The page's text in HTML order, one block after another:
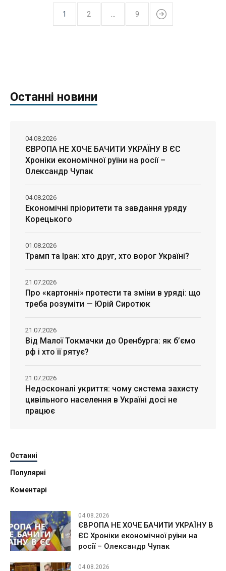
1 2 9
Останні новини
ЄВРОПА НЕ ХОЧЕ БАЧИТИ УКРАЇНУ В ЄС
Хроніки економічної руїни на росії –
Олександр Чупак
04.08.2026
Економічні пріоритети та завдання уряду
Корецького
04.08.2026
Трамп та Іран: хто друг, хто ворог Україні?
01.08.2026
Про «картонні» протести та зміни в уряді: що
треба розуміти — Юрій Сиротюк
21.07.2026
Від Малої Токмачки до Оренбурга: як б’ємо
рф і хто її рятує?
21.07.2026
Недосконалі укриття: чому система захисту
цивільного населення в Україні досі не
працює
21.07.2026
Останні
Популярні
Коментарі
04.08.2026
ЄВРОПА НЕ ХОЧЕ БАЧИТИ УКРАЇНУ В
ЄС Хроніки економічної руїни на
росії – Олександр Чупак
04.08.2026